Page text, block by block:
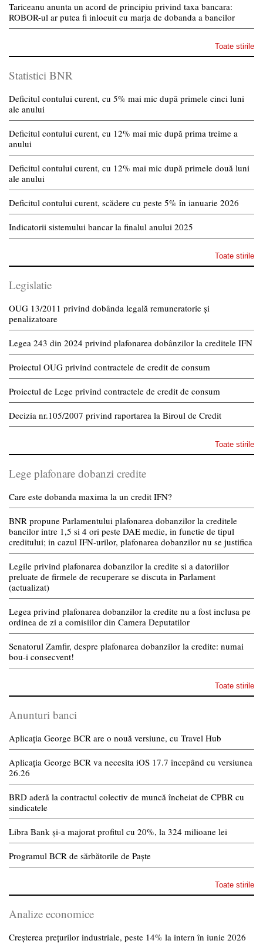
Tariceanu anunta un acord de principiu privind taxa bancara:
ROBOR-ul ar putea fi inlocuit cu marja de dobanda a bancilor
Toate stirile
Statistici BNR
Deficitul contului curent, cu 5% mai mic după primele cinci luni
ale anului
Deficitul contului curent, cu 12% mai mic după prima treime a
anului
Deficitul contului curent, cu 12% mai mic după primele două luni
ale anului
Deficitul contului curent, scădere cu peste 5% în ianuarie 2026
Indicatorii sistemului bancar la finalul anului 2025
Toate stirile
Legislatie
OUG 13/2011 privind dobânda legală remuneratorie și
penalizatoare
Legea 243 din 2024 privind plafonarea dobânzilor la creditele IFN
Proiectul OUG privind contractele de credit de consum
Proiectul de Lege privind contractele de credit de consum
Decizia nr.105/2007 privind raportarea la Biroul de Credit
Toate stirile
Lege plafonare dobanzi credite
Care este dobanda maxima la un credit IFN?
BNR propune Parlamentului plafonarea dobanzilor la creditele
bancilor intre 1,5 si 4 ori peste DAE medie, in functie de tipul
creditului; in cazul IFN-urilor, plafonarea dobanzilor nu se justifica
Legile privind plafonarea dobanzilor la credite si a datoriilor
preluate de firmele de recuperare se discuta in Parlament
(actualizat)
Legea privind plafonarea dobanzilor la credite nu a fost inclusa pe
ordinea de zi a comisiilor din Camera Deputatilor
Senatorul Zamfir, despre plafonarea dobanzilor la credite: numai
bou-i consecvent!
Toate stirile
Anunturi banci
Aplicația George BCR are o nouă versiune, cu Travel Hub
Aplicația George BCR va necesita iOS 17.7 începând cu versiunea
26.26
BRD aderă la contractul colectiv de muncă încheiat de CPBR cu
sindicatele
Libra Bank și-a majorat profitul cu 20%, la 324 milioane lei
Programul BCR de sărbătorile de Paște
Toate stirile
Analize economice
Creșterea prețurilor industriale, peste 14% la intern în iunie 2026